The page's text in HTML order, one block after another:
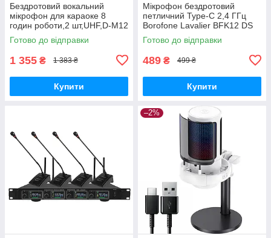
Бездротовий вокальний
мікрофон для караоке 8
годин роботи,2 шт,UHF,D-M12
DS
Готово до відправки
1 355 ₴ 1 383 ₴
Купити
Мікрофон бездротовий
петличний Type-C 2,4 ГГц
Borofone Lavalier BFK12 DS
Готово до відправки
489 ₴ 499 ₴
Купити
–2%